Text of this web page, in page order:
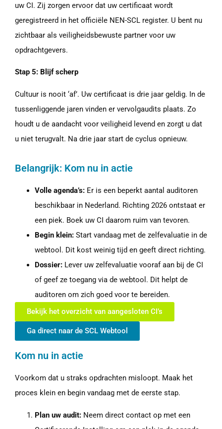
uw CI. Zij zorgen ervoor dat uw certificaat wordt
geregistreerd in het officiële NEN-SCL register. U bent nu
zichtbaar als veiligheidsbewuste partner voor uw
opdrachtgevers.
Stap 5: Blijf scherp
Cultuur is nooit ‘af’. Uw certificaat is drie jaar geldig. In de
tussenliggende jaren vinden er vervolgaudits plaats. Zo
houdt u de aandacht voor veiligheid levend en zorgt u dat
u niet terugvalt. Na drie jaar start de cyclus opnieuw.
Belangrijk: Kom nu in actie
Volle agenda’s: Er is een beperkt aantal auditoren
beschikbaar in Nederland. Richting 2026 ontstaat er
een piek. Boek uw CI daarom ruim van tevoren.
Begin klein: Start vandaag met de zelfevaluatie in de
webtool. Dit kost weinig tijd en geeft direct richting.
Dossier: Lever uw zelfevaluatie vooraf aan bij de CI
of geef ze toegang via de webtool. Dit helpt de
auditoren om zich goed voor te bereiden.
Bekijk het overzicht van aangesloten CI’s
Ga direct naar de SCL Webtool
Kom nu in actie
Voorkom dat u straks opdrachten misloopt. Maak het
proces klein en begin vandaag met de eerste stap.
Plan uw audit: Neem direct contact op met een